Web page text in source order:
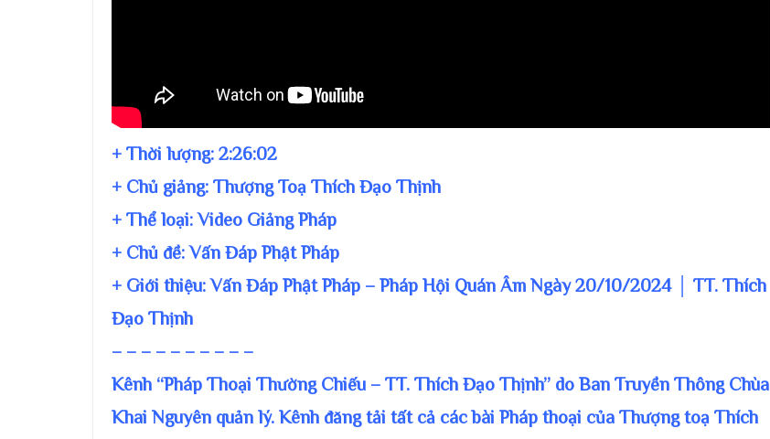
+ Thời lượng: 2:26:02
+ Chủ giảng: Thượng Toạ Thích Đạo Thịnh
+ Thể loại: Video Giảng Pháp
+ Chủ đề:Vấn Đáp Phật Pháp
+ Giới thiệu: Vấn Đáp Phật Pháp – Pháp Hội Quán Âm Ngày 20/10/2024 │ TT. Thích
Đạo Thịnh
– – – – – – – – – –
Kênh “Pháp Thoại Thường Chiếu – TT. Thích Đạo Thịnh” do Ban Truyền Thông Chùa
Khai Nguyên quản lý. Kênh đăng tải tất cả các bài Pháp thoại của Thượng toạ Thích